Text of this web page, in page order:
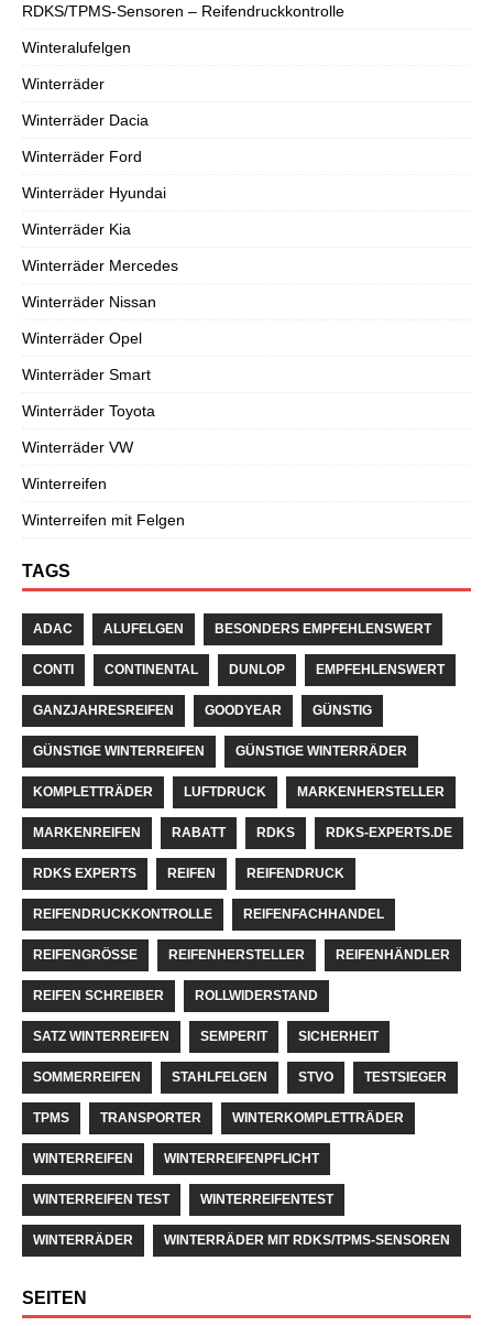
RDKS/TPMS-Sensoren – Reifendruckkontrolle
Winteralufelgen
Winterräder
Winterräder Dacia
Winterräder Ford
Winterräder Hyundai
Winterräder Kia
Winterräder Mercedes
Winterräder Nissan
Winterräder Opel
Winterräder Smart
Winterräder Toyota
Winterräder VW
Winterreifen
Winterreifen mit Felgen
TAGS
ADAC ALUFELGEN BESONDERS EMPFEHLENSWERT
CONTI CONTINENTAL DUNLOP EMPFEHLENSWERT
GANZJAHRESREIFEN GOODYEAR GÜNSTIG
GÜNSTIGE WINTERREIFEN GÜNSTIGE WINTERRÄDER
KOMPLETTRÄDER LUFTDRUCK MARKENHERSTELLER
MARKENREIFEN RABATT RDKS RDKS-EXPERTS.DE
RDKS EXPERTS REIFEN REIFENDRUCK
REIFENDRUCKKONTROLLE REIFENFACHHANDEL
REIFENGRÖSSE REIFENHERSTELLER REIFENHÄNDLER
REIFEN SCHREIBER ROLLWIDERSTAND
SATZ WINTERREIFEN SEMPERIT SICHERHEIT
SOMMERREIFEN STAHLFELGEN STVO TESTSIEGER
TPMS TRANSPORTER WINTERKOMPLETTRÄDER
WINTERREIFEN WINTERREIFENPFLICHT
WINTERREIFEN TEST WINTERREIFENTEST
WINTERRÄDER WINTERRÄDER MIT RDKS/TPMS-SENSOREN
SEITEN